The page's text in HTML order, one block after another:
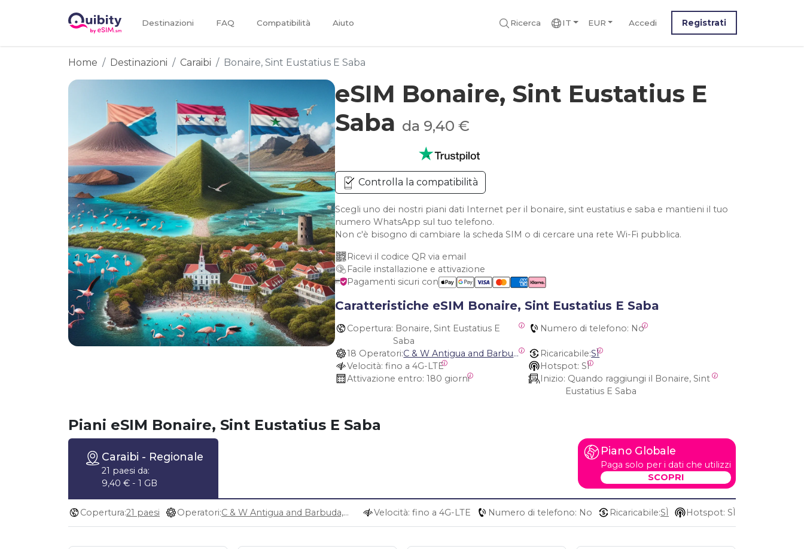
Destinazioni FAQ Compatibilità Aiuto Ricerca IT EUR Accedi Registrati
Home Destinazioni Caraibi Bonaire, Sint Eustatius E Saba
eSIM Bonaire, Sint Eustatius E
Saba da 9,40 €
Controlla la compatibilità
Scegli uno dei nostri piani dati Internet per il bonaire, sint eustatius e saba e mantieni il tuo
numero WhatsApp sul tuo telefono.
Non c'è bisogno di cambiare la scheda SIM o di cercare una rete Wi-Fi pubblica.
Ricevi il codice QR via email
Facile installazione e attivazione
Pagamenti sicuri con
Caratteristiche eSIM Bonaire, Sint Eustatius E Saba
Copertura:
Saba
Numero di telefono: No
18 Operatori: C & W Antigua and Barbuda, Cable and Wireless Anguilla, Cable & Wireless - LIME, Setel Netherlands Antilles, BTC Bahamas, C&W (Flow), Claro, Bouygues/DigiCel, Dauphin, Free, Cable & Wireless Jamaica, Cable & Wireless Saint Kitts and Nevis, Cable & Wireless Saint Lucia, Cable & Wireless Montserrat, Liberty, Telephone Company Puerto Rico , Cable & Wireless, C & W Saint Vincent and Grenadines Ricaricabile:SÌ
Velocità: fino a 4G-LTE Hotspot: SÌ
Attivazione entro: 180 giorni Inizio:
Eustatius E Saba
Piani eSIM Bonaire, Sint Eustatius E Saba
Caraibi - Regionale
21 paesi da:
9,40 € - 1 GB
Piano Globale
Paga solo per i dati che utilizzi
SCOPRI
Copertura:21 paesi Operatori: C & W Antigua and Barbuda, Cable and Wireless Anguilla, Cable & Wireless - LIME, Setel Netherlands Antilles, BTC Bahamas, C&W (Flow), Claro, Bouygues/DigiCel, Dauphin, Free, Cable & Wireless Jamaica, Cable & Wireless Saint Kitts and Nevis, Cable & Wireless Saint Lucia, Cable & Wireless Montserrat, Liberty, Telephone Company Puerto Rico , Cable & Wireless, C & W Saint Vincent and Grenadines Velocità: fino a 4G-LTE Numero di telefono: No Ricaricabile:SÌ Hotspot: SÌ